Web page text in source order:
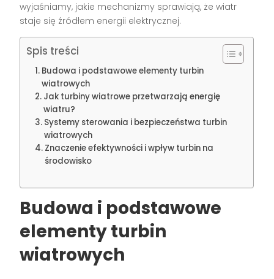
wyjaśniamy, jakie mechanizmy sprawiają, że wiatr
staje się źródłem energii elektrycznej.
Spis treści
Budowa i podstawowe elementy turbin
wiatrowych
Jak turbiny wiatrowe przetwarzają energię
wiatru?
Systemy sterowania i bezpieczeństwa turbin
wiatrowych
Znaczenie efektywności i wpływ turbin na
środowisko
Budowa i podstawowe
elementy turbin
wiatrowych